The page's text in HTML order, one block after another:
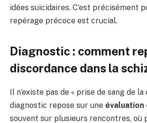
idées suicidaires. C’est précisément
repérage précoce est crucial.
Diagnostic : comment
discordance dans la
Il n’existe pas de « prise de sang de
diagnostic repose sur une évaluation
souvent sur plusieurs rencontres, où